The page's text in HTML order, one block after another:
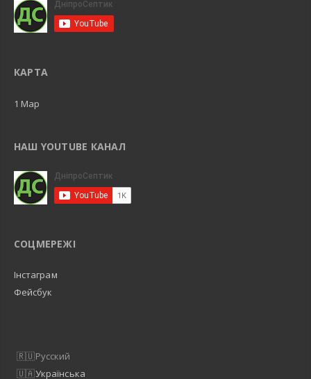
КАРТА
1 Map
НАШ YOUTUBE КАНАЛ
СОЦМЕРЕЖІ
Інстаграм
Фейсбук
Русский
Українська